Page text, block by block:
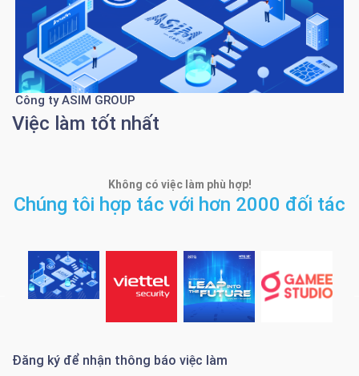
Viettel Cyber Security
Việc làm tốt nhất
Không có việc làm phù hợp!
Chúng tôi hợp tác với hơn 2000 đối tác
Đăng ký để nhận thông báo việc làm